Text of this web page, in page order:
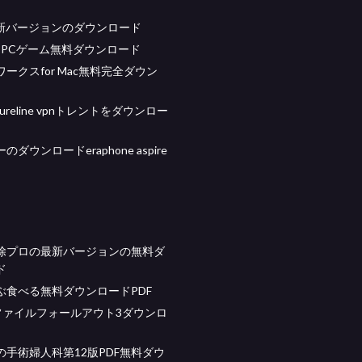
バージョンのダウンロード
ゲーム無料ダウンロード
ークスfor Mac無料完全ダウン
vpnトレントをダウンロー
のダウンロードeraphone aspire
プロの最新バージョンの無料ダ
食べる無料ダウンロードPDF
イルフォールアウト3ダウンロ
手術婦人科第12版PDF無料ダウ